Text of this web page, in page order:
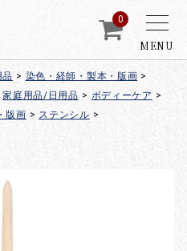
MENU
0
品 > 染色・経師・製本・版画 >
家庭用品/日用品 > ボディーケア >
版画 > ステンシル >